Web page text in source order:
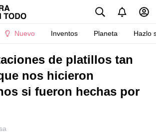
Nuevo Inventos Planeta Hazlo
de platillos tan
nos hicieron
si fueron hechas por